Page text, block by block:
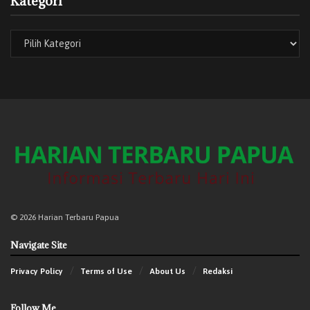
Moderasi Beragama dan Pengembangan SDM M. Ali
Ramdhani masing-masing membacakan Resolusi Jihad
Bimas Kristen.
(Redaksi – Harian Terbaru Papua)
© 2026 Harian Terbaru Papua
Navigate Site
Privacy Policy Terms of Use About Us Redaksi